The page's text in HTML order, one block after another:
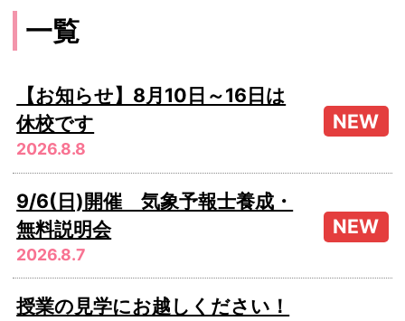
一覧
【お知らせ】8月10日～16日は
休校です
2026.8.8
9/6(日)開催 気象予報士養成・
無料説明会
2026.8.7
授業の見学にお越しください！